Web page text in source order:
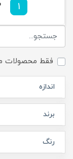
1
فقط محصولات
اندازه
برند
رنگ